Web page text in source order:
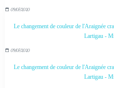
09/07/2020
Le changement de couleur de l'Araignée
Lartigau -
09/07/2020
Le changement de couleur de l'Araignée
Lartigau -